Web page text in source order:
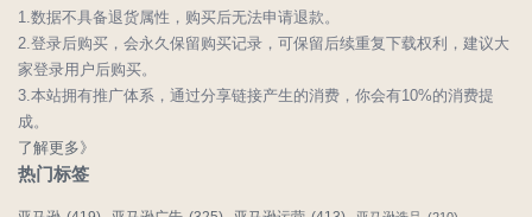
1.数据不具备退货属性，购买后无法申请退款。
2.登录后购买，会永久保留购买记录，可保留后续重复下载权利，建议大
家登录用户后购买。
3.本站拥有推广体系，通过分享链接产生的消费，你会有10%的消费提
成。
了解更多》
热门标签